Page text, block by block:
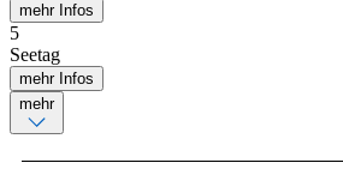
mehr Infos
5
Seetag
mehr Infos
mehr